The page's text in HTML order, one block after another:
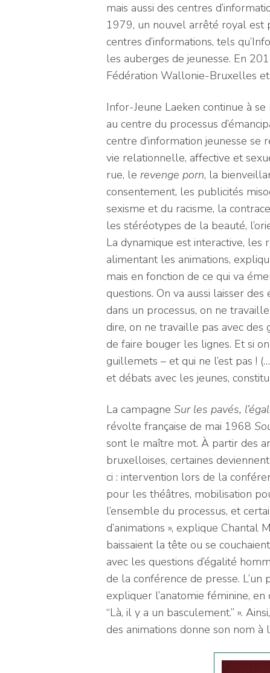
mais aussi des centres
1979, un nouvel arrêté royal est
centres d’informations, tels
les auberges de jeunesse. En
Fédération Wallonie-Bruxelles
Infor-Jeune Laeken continue à
au centre du processus
centre d’information jeunesse se
vie relationnelle, affective et
rue, le revenge porn, la
consentement, les publicités
sexisme et du racisme, la
les stéréotypes de la beauté,
La dynamique est interactive, les
alimentant les animations,
mais en fonction de ce qui va
questions. On va aussi laisser
dans un processus, on ne
dire, on ne travaille pas avec des
de faire bouger les lignes. Et si
guillemets – et qui ne l’est pas !
et débats avec les jeunes,
La campagne Sur les pavés,
révolte française de mai 1968
sont le maître mot. À partir des
bruxelloises, certaines
ci : intervention lors de la
pour les théâtres, mobilisation
l’ensemble du processus, et
d’animations », explique Chantal
baissaient la tête ou se
avec les questions d’égalité
de la conférence de presse.
expliquer l’anatomie féminine,
“Là, il y a un basculement.” ».
des animations donne son nom à